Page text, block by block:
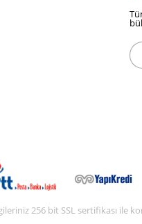
256 bit SSL sertifikası ile